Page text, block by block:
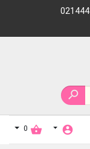

account_circle
shopping_basket
0